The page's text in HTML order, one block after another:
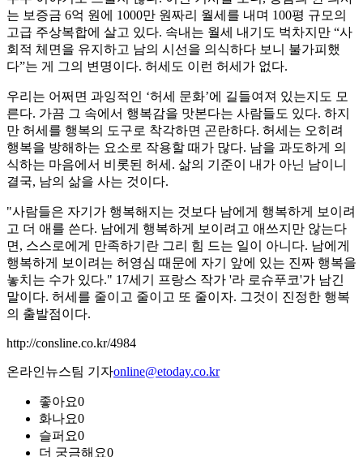
는 보증금 6억 원에 1000만 원짜리 월세를 내며 100평 규모의
고급 주상복합에 살고 있다. 속내는 월세 내기도 벅차지만 “사
회적 체면을 유지하고 남의 시선을 의식하다 보니 불가피했
다”는 게 그의 변명이다. 허세도 이런 허세가 없다.
우리는 어쩌면 과잉적인 ‘허세 문화’에 길들여져 있는지도 모
른다. 가끔 그 속에서 행복감을 맛본다는 사람들도 있다. 하지
만 허세를 행복의 도구로 착각하면 곤란하다. 허세는 오히려
행복을 방해하는 요소로 작용할 때가 많다. 남을 과도하게 의
식하는 마음에서 비롯된 허세. 삶의 기준이 내가 아닌 남이니
결국, 남의 삶을 사는 것이다.
"사람들은 자기가 행복해지는 것보다 남에게 행복하게 보이려
고 더 애를 쓴다. 남에게 행복하게 보이려고 애쓰지만 않는다
면, 스스로에게 만족하기란 그리 힘 드는 일이 아니다. 남에게
행복하게 보이려는 허영심 때문에 자기 앞에 있는 진짜 행복을
놓치는 수가 있다." 17세기 프랑스 작가 '라 로슈푸코'가 남긴
말이다. 허세를 줄이고 줄이고 또 줄이자. 그것이 진정한 행복
의 출발점이다.
http://consline.co.kr/4984
온라인뉴스팀 기자online@etoday.co.kr
좋아요0
화나요0
슬퍼요0
더 궁금해요0